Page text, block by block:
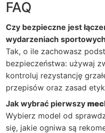
FAQ
Czy bezpieczne jest
wydarzeniach
Tak, o ile zachowasz
bezpieczeństwa: używaj
kontroluj rezystancję
przepisów oraz zasad
Jak wybrać pierwszy
Wybierz model od
się, jakie ogniwa są